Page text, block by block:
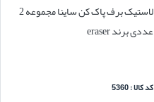
لاستیک برف پاک کن ساینا مجموعه 2
عددی برند eraser
کد کالا : 5360